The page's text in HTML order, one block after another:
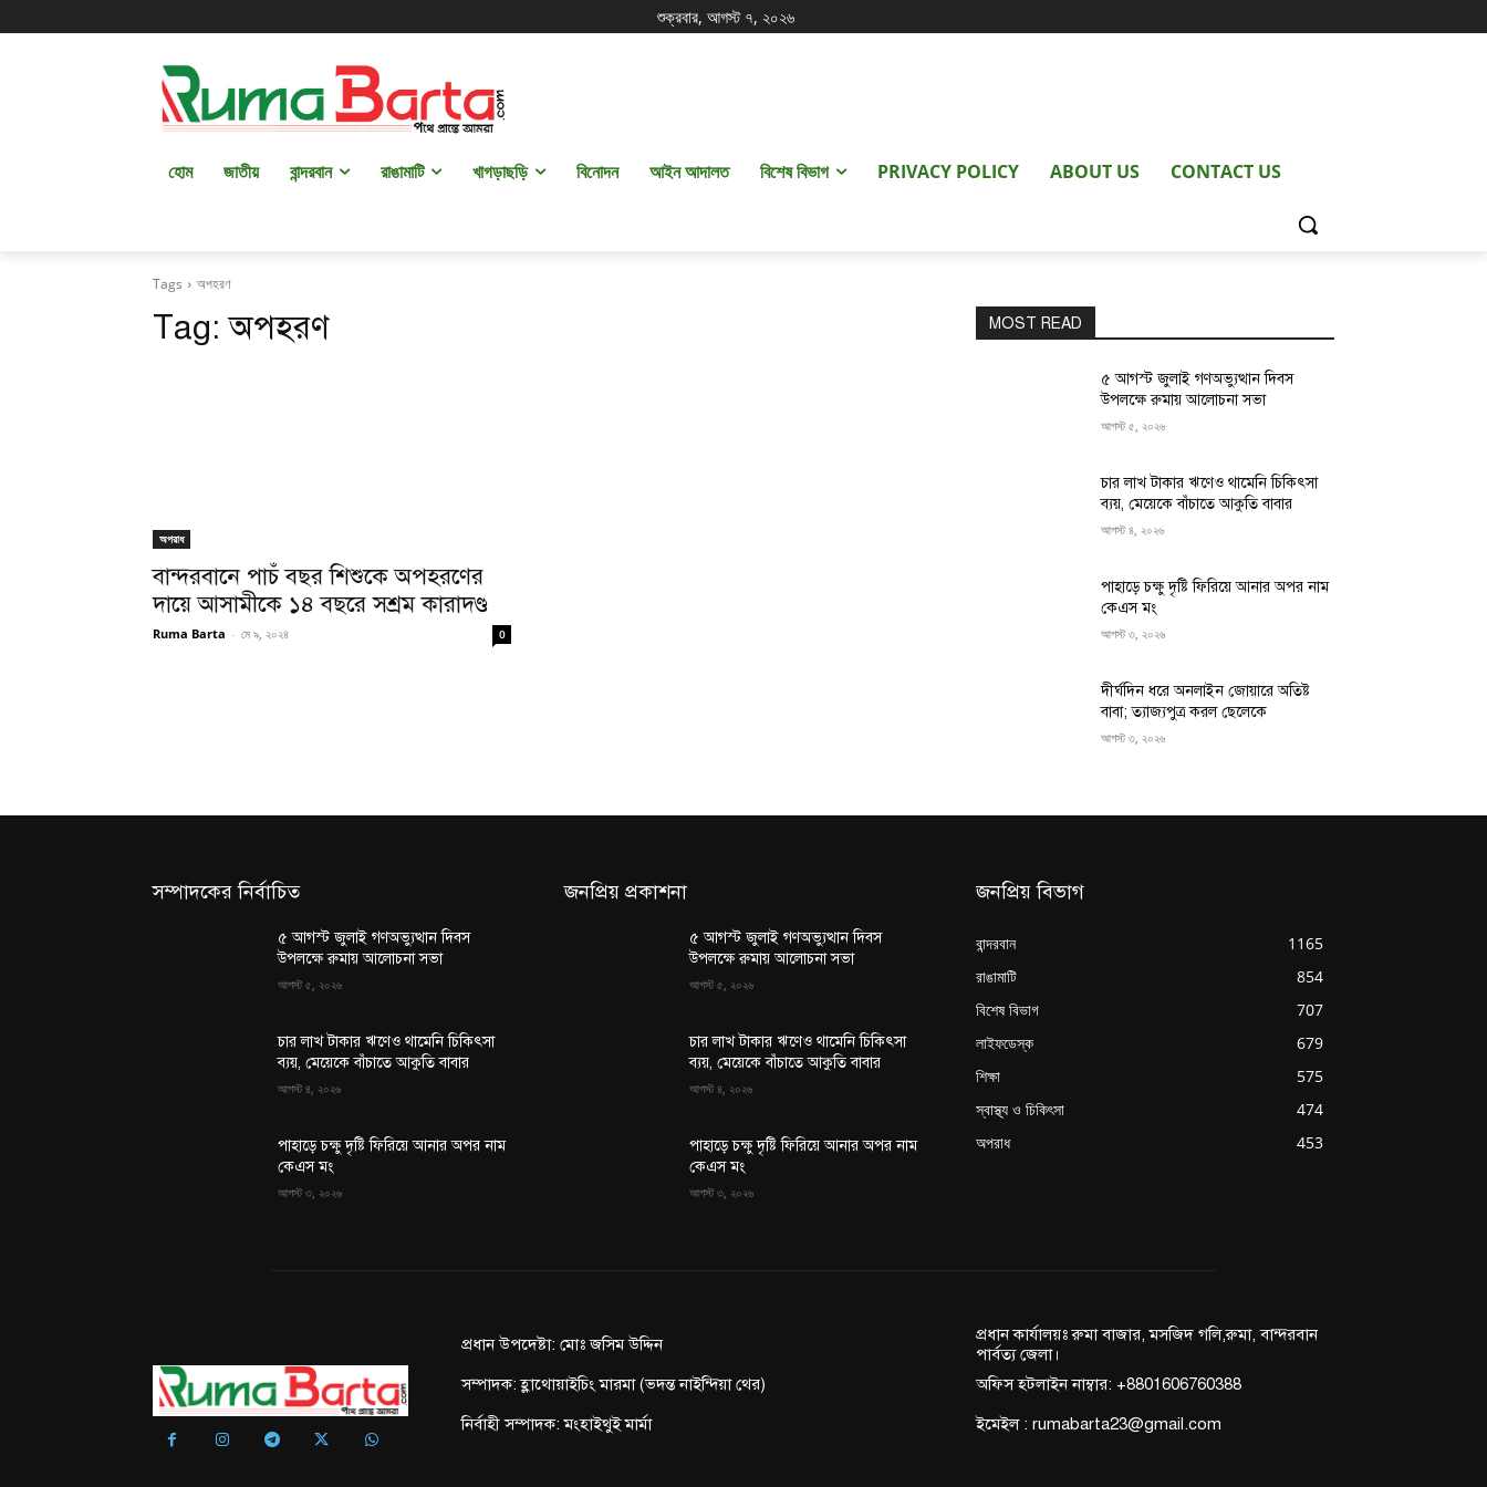
শুক্রবার, আগস্ট ৭, ২০২৬
হোম জাতীয় বান্দরবান রাঙামাটি খাগড়াছড়ি বিনোদন আইন আদালত বিশেষ বিভাগ PRIVACY POLICY ABOUT US CONTACT US
Tags অপহরণ
Tag:অপহরণ
অপরাধ
বান্দরবানে পাচঁ বছর শিশুকে অপহরণের
দায়ে আসামীকে ১৪ বছরে সশ্রম কারাদণ্ড
Ruma Barta - মে ৯, ২০২৪ 0
MOST READ
৫ আগস্ট জুলাই গণঅভ্যুত্থান দিবস
উপলক্ষে রুমায় আলোচনা সভা
আগস্ট ৫, ২০২৬
চার লাখ টাকার ঋণেও থামেনি চিকিৎসা
ব্যয়, মেয়েকে বাঁচাতে আকুতি বাবার
আগস্ট ৪, ২০২৬
পাহাড়ে চক্ষু দৃষ্টি ফিরিয়ে আনার অপর নাম
কেএস মং
আগস্ট ৩, ২০২৬
দীর্ঘদিন ধরে অনলাইন জোয়ারে অতিষ্ট
বাবা; ত্যাজ্যপুত্র করল ছেলেকে
আগস্ট ৩, ২০২৬
সম্পাদকের নির্বাচিত
৫ আগস্ট জুলাই গণঅভ্যুত্থান দিবস
উপলক্ষে রুমায় আলোচনা সভা
আগস্ট ৫, ২০২৬
চার লাখ টাকার ঋণেও থামেনি চিকিৎসা
ব্যয়, মেয়েকে বাঁচাতে আকুতি বাবার
আগস্ট ৪, ২০২৬
পাহাড়ে চক্ষু দৃষ্টি ফিরিয়ে আনার অপর নাম
কেএস মং
আগস্ট ৩, ২০২৬
জনপ্রিয় প্রকাশনা
৫ আগস্ট জুলাই গণঅভ্যুত্থান দিবস
উপলক্ষে রুমায় আলোচনা সভা
আগস্ট ৫, ২০২৬
চার লাখ টাকার ঋণেও থামেনি চিকিৎসা
ব্যয়, মেয়েকে বাঁচাতে আকুতি বাবার
আগস্ট ৪, ২০২৬
পাহাড়ে চক্ষু দৃষ্টি ফিরিয়ে আনার অপর নাম
কেএস মং
আগস্ট ৩, ২০২৬
জনপ্রিয় বিভাগ
বান্দরবান
1165
রাঙামাটি
854
বিশেষ বিভাগ
707
লাইফডেস্ক
679
শিক্ষা
575
স্বাস্থ্য ও চিকিৎসা
474
অপরাধ
453
প্রধান উপদেষ্টা: মোঃ জসিম উদ্দিন
সম্পাদক: হ্লাথোয়াইচিং মারমা (ভদন্ত নাইন্দিয়া থের)
নির্বাহী সম্পাদক: মংহাইথুই মার্মা
প্রধান কার্যালয়ঃ রুমা বাজার, মসজিদ গলি,রুমা, বান্দরবান
পার্বত্য জেলা।
অফিস হটলাইন নাম্বার: +8801606760388
ইমেইল : rumabarta23@gmail.com